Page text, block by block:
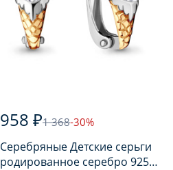
958 ₽1 368-30%
Серебряные Детские серьги
родированное серебро 925